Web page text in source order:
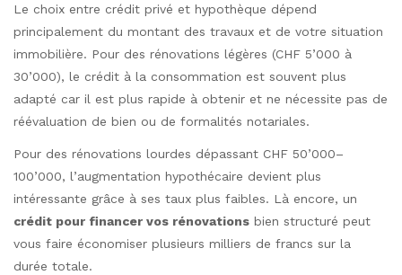
Le choix entre crédit privé et hypothèque dépend
principalement du montant des travaux et de votre situation
immobilière. Pour des rénovations légères (CHF 5’000 à
30’000), le crédit à la consommation est souvent plus
adapté car il est plus rapide à obtenir et ne nécessite pas de
réévaluation de bien ou de formalités notariales.
Pour des rénovations lourdes dépassant CHF 50’000–
100’000, l’augmentation hypothécaire devient plus
intéressante grâce à ses taux plus faibles. Là encore, un
crédit pour financer vos rénovations bien structuré peut
vous faire économiser plusieurs milliers de francs sur la
durée totale.